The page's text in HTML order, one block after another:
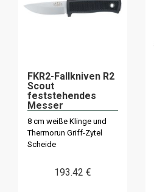
FKR2-Fallkniven R2
Scout
feststehendes
Messer
8 cm weiße Klinge und
Thermorun Griff-Zytel
Scheide
193.42 €